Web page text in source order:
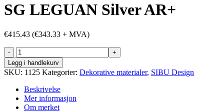
SG LEGUAN Silver AR+
€415.43 (€343.33 + MVA)
SG
LEGUAN
Silver
AR+
antall
Legg i handlekurv
SKU: 1125 Kategorier: Dekorative materialer, SIBU Design
Beskrivelse
Mer informasjon
Om merket